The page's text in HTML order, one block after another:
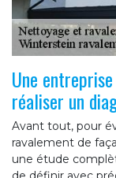
Une
réaliser un
Avant tout, pour
ravalement de
une étude